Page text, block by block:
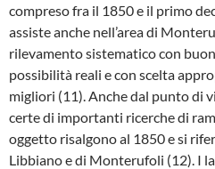
compreso fra il 1850 e il primo
assiste anche nell’a­rea di
rile­vamento sistematico con
possibilità reali e con scelta
migliori (11). Anche dal pun­to di
certe di im­portanti ricerche di
oggetto risalgono al 1850 e si
Libbiano e di Monterufoli (12). I